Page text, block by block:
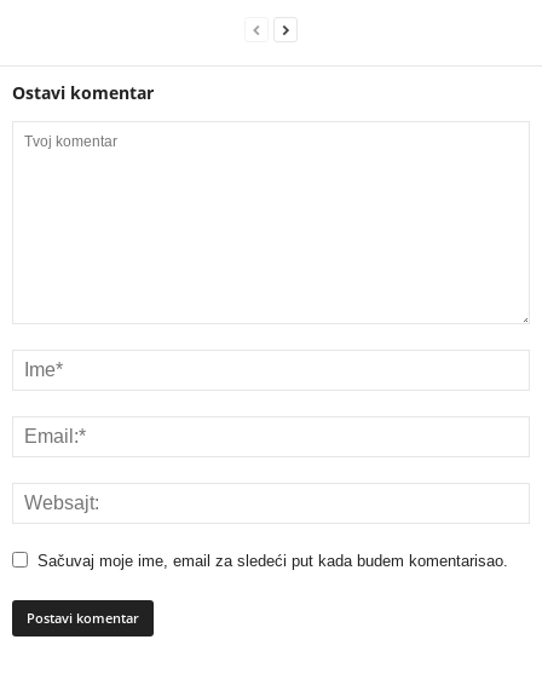
Ostavi komentar
Sačuvaj moje ime, email za sledeći put kada budem komentarisao.